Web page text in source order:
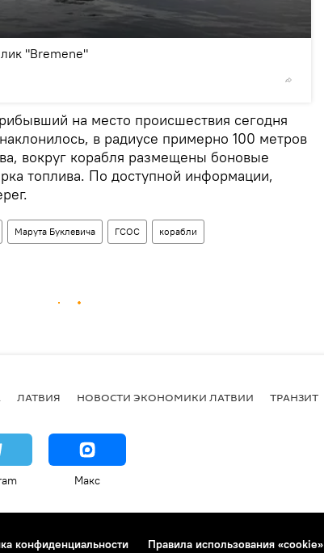
"Bremene"
на место происшествия сегодня
в радиусе примерно 100 метров
вокруг корабля размещены боновые
топлива. По доступной информации,
Марута Буклевича ГСОС корабли
ЛАТВИЯ НОВОСТИ ЭКОНОМИКИ ЛАТВИИ ТРАНЗИТ
Макс
конфиденциальности Правила использования «cookie»